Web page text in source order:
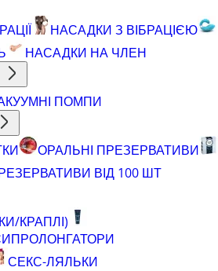
НАСАДКИ З ВІБРАЦІЄЮ
НАСАДКИ НА ЧЛЕН
ПОМПИ
ОРАЛЬНІ ПРЕЗЕРВАТИВИ
ВІД 100 ШТ
КРАПЛІ)
ПРОЛОНГАТОРИ
СЕКС-ЛЯЛЬКИ